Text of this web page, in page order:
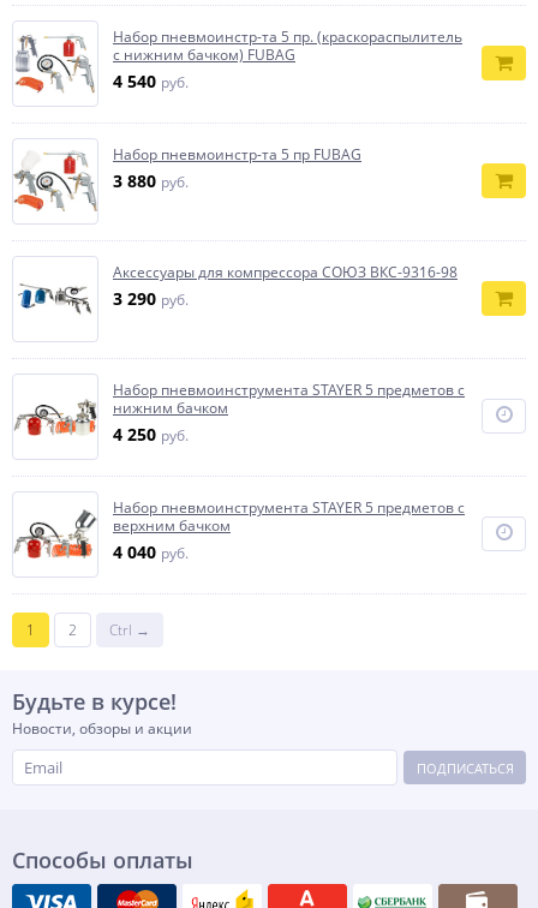
Набор пневмоинстр-та 5 пр. (краскораспылитель
с нижним бачком) FUBAG
4 540 руб.
Набор пневмоинстр-та 5 пр FUBAG
3 880 руб.
Аксессуары для компрессора СОЮЗ ВКС-9316-98
3 290 руб.
Набор пневмоинструмента STAYER 5 предметов с
нижним бачком
4 250 руб.
Набор пневмоинструмента STAYER 5 предметов с
верхним бачком
4 040 руб.
1 2 Ctrl →
Будьте в курсе!
Новости, обзоры и акции
ПОДПИСАТЬСЯ
Способы оплаты